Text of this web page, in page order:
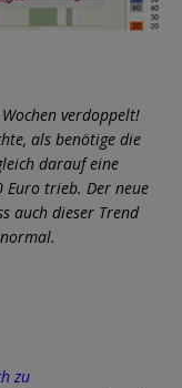
verdoppelt!
als benötige die
darauf eine
Euro trieb. Der neue
auch dieser Trend
zu